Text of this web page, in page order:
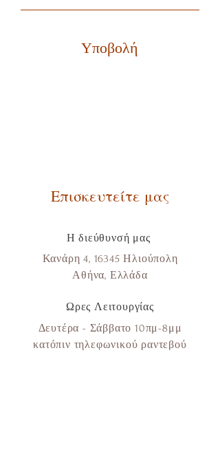
Υποβολή
Επισκευτείτε μας
Η διεύθυνσή μας
Κανάρη 4, 16345 Ηλιούπολη
Αθήνα, Ελλάδα
Ωρες Λειτουργίας
Δευτέρα - Σάββατο 10πμ-8μμ
κατόπιν τηλεφωνικού ραντεβού